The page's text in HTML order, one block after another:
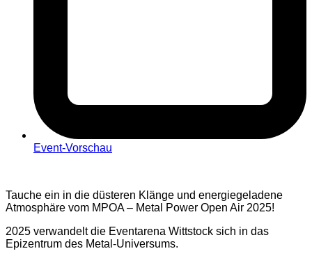
Event-Vorschau
Tauche ein in die düsteren Klänge und energiegeladene
Atmosphäre vom MPOA – Metal Power Open Air 2025!
2025 verwandelt die Eventarena Wittstock sich in das
Epizentrum des Metal-Universums.